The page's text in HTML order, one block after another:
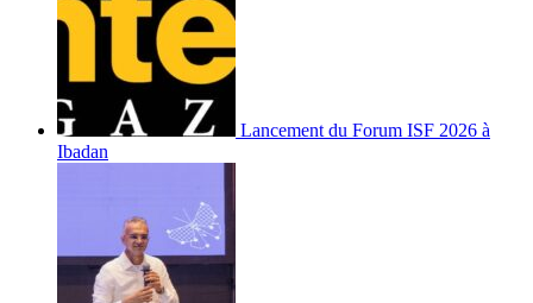
Lancement du Forum ISF 2026 à
Ibadan